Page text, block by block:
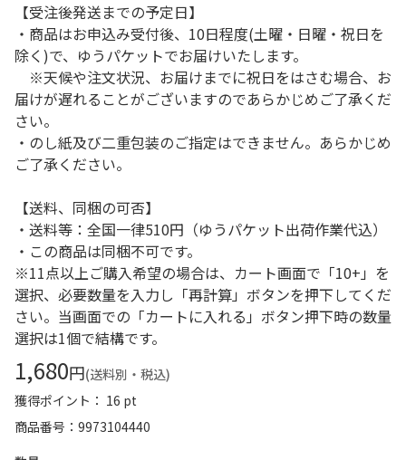
【受注後発送までの予定日】
・商品はお申込み受付後、10日程度(土曜・日曜・祝日を
除く)で、ゆうパケットでお届けいたします。
※天候や注文状況、お届けまでに祝日をはさむ場合、お
届けが遅れることがございますのであらかじめご了承くだ
さい。
・のし紙及び二重包装のご指定はできません。あらかじめ
ご了承ください。
【送料、同梱の可否】
・送料等：全国一律510円（ゆうパケット出荷作業代込）
・この商品は同梱不可です。
※11点以上ご購入希望の場合は、カート画面で「10+」を
選択、必要数量を入力し「再計算」ボタンを押下してくだ
さい。当画面での「カートに入れる」ボタン押下時の数量
選択は1個で結構です。
1,680円(送料別・税込)
獲得ポイント： 16 pt
商品番号
9973104440